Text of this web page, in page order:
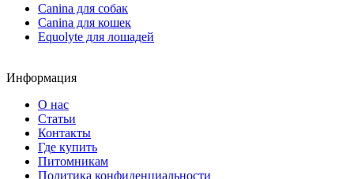
Canina для собак
Canina для кошек
Equolyte для лошадей
Информация
О нас
Статьи
Контакты
Где купить
Питомникам
Политика конфиденциальности